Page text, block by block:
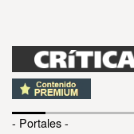
- Portales -